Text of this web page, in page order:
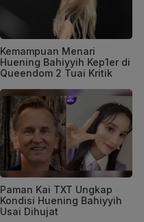
Kemampuan Menari
Huening Bahiyyih Kep1er di
Queendom 2 Tuai Kritik
Paman Kai TXT Ungkap
Kondisi Huening Bahiyyih
Usai Dihujat